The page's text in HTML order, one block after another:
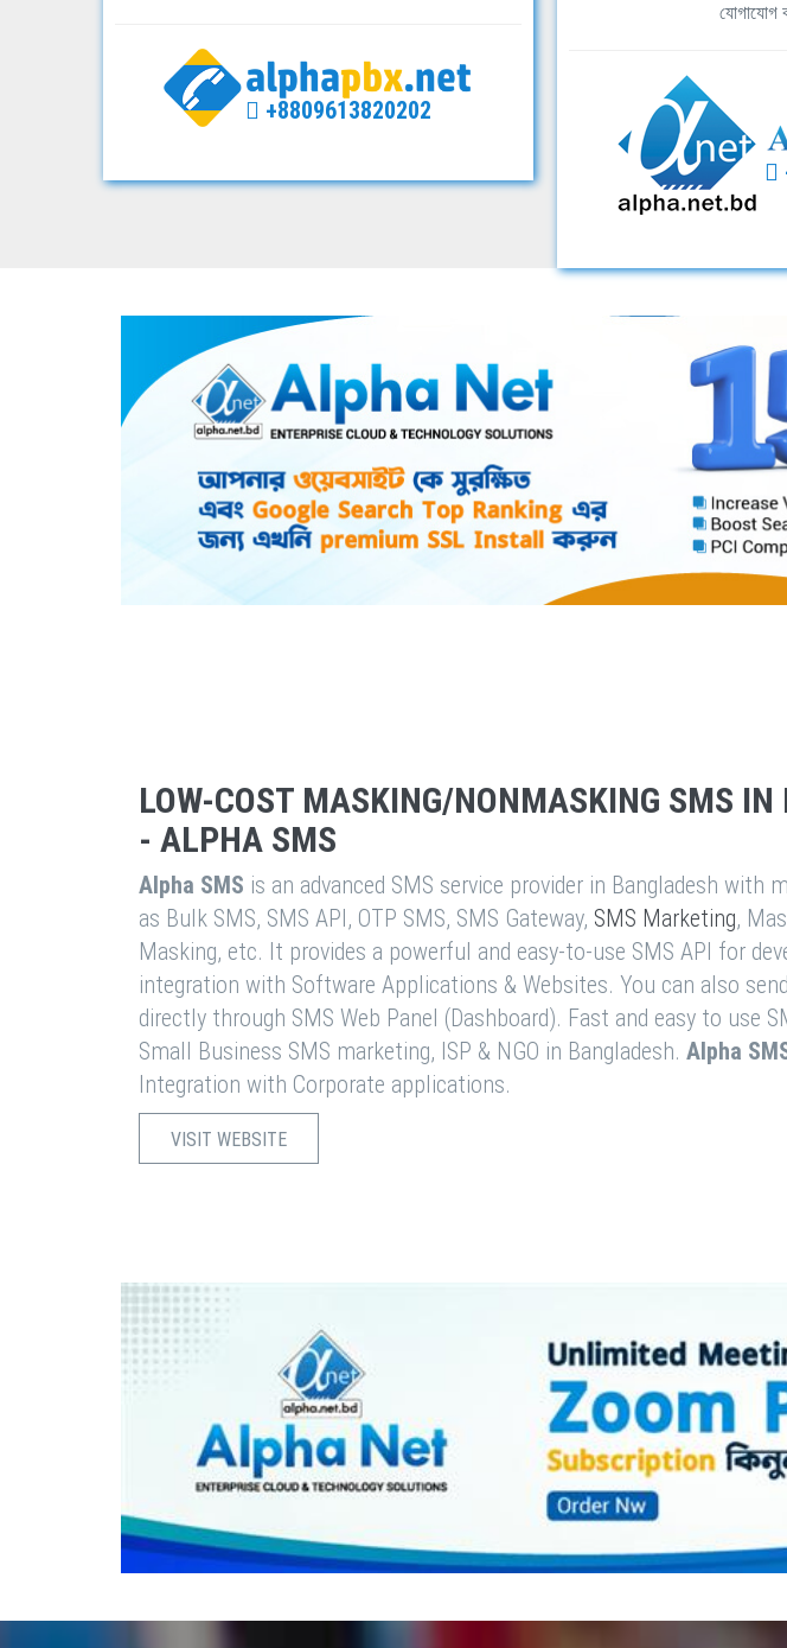
+8809613820202
যোগাযোগ
LOW-COST MASKING/NONMASKING SMS IN
- ALPHA SMS
Alpha SMS is an advanced SMS service provider in Bangladesh with
as Bulk SMS, SMS API, OTP SMS, SMS Gateway, SMS Marketing,
Masking, etc. It provides a powerful and easy-to-use SMS API for
integration with Software Applications & Websites. You can also
directly through SMS Web Panel (Dashboard). Fast and easy to use
Small Business SMS marketing, ISP & NGO in Bangladesh. Alpha
Integration with Corporate applications.
VISIT WEBSITE